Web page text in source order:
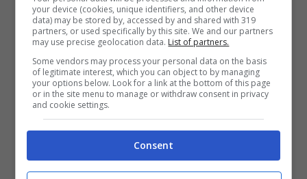
farà aiutando in tutto e per tuttoChiara e
Nunzio.
your device (cookies, unique identifiers, and other device
data) may be stored by, accessed by and shared with 319
partners, or used specifically by this site. We and our partners
may use precise geolocation data. List of partners.
Some vendors may process your personal data on the basis
of legitimate interest, which you can object to by managing
your options below. Look for a link at the bottom of this page
or in the site menu to manage or withdraw consent in privacy
and cookie settings.
Consent